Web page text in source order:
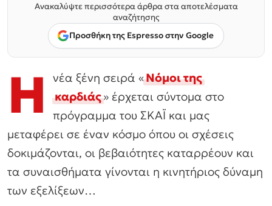
Ανακαλύψτε περισσότερα άρθρα στα αποτελέσματα
αναζήτησης
Προσθήκη της Espresso στην Google
Η νέα ξένη σειρά «Νόμοι της
καρδιάς» έρχεται σύντομα στο
πρόγραμμα του ΣΚΑΪ και μας
μεταφέρει σε έναν κόσμο όπου οι σχέσεις
δοκιμάζονται, οι βεβαιότητες καταρρέουν και
τα συναισθήματα γίνονται η κινητήριος δύναμη
των εξελίξεων…